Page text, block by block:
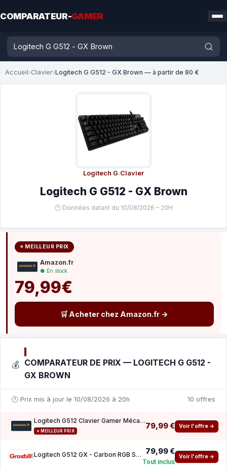
COMPARATEUR-GAMER
Accueil›Clavier›Logitech G G512 - GX Brown — à partir de 80 €
Logitech G·Clavier
Logitech G G512 - GX Brown
🕐 Données datant du 10/08/2026 – 20H
⭐ MEILLEUR PRIX
Amazon.fr
● En stock
79,99€
🛒 Acheter chez Amazon.fr →
💰 COMPARATEUR DE PRIX — LOGITECH G G512 -
GX BROWN
🕐 Prix mis à jour le 10/08/2026 à 20h 10 offres
Logitech G512 Clavier Gamer Mécanique
⭐ MEILLEUR PRIX
79,99 € Voir l'offre →
Logitech G512 GX - Carbon RGB Switch Marron Filaire 79,99 €
Tout inclus
Voir l'offre →